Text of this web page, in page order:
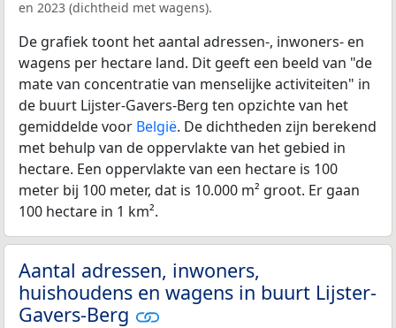
en 2023 (dichtheid met wagens).
De grafiek toont het aantal adressen-, inwoners- en
wagens per hectare land. Dit geeft een beeld van "de
mate van concentratie van menselijke activiteiten" in
de buurt Lijster-Gavers-Berg ten opzichte van het
gemiddelde voor België. De dichtheden zijn berekend
met behulp van de oppervlakte van het gebied in
hectare. Een oppervlakte van een hectare is 100
meter bij 100 meter, dat is 10.000 m² groot. Er gaan
100 hectare in 1 km².
Aantal adressen, inwoners,
huishoudens en wagens in buurt Lijster-
Gavers-Berg